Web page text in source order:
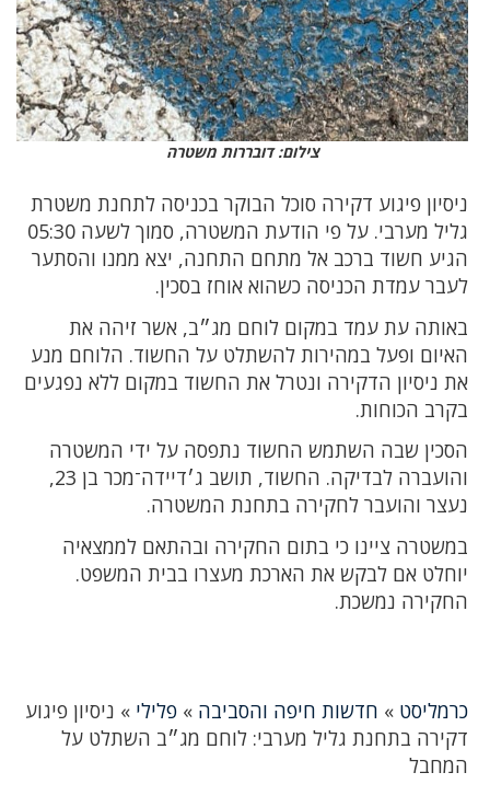
צילום: דובררות משטרה
ניסיון פיגוע דקירה סוכל הבוקר בכניסה לתחנת משטרת
גליל מערבי. על פי הודעת המשטרה, סמוך לשעה 05:30
הגיע חשוד ברכב אל מתחם התחנה, יצא ממנו והסתער
לעבר עמדת הכניסה כשהוא אוחז בסכין.
באותה עת עמד במקום לוחם מג״ב, אשר זיהה את
האיום ופעל במהירות להשתלט על החשוד. הלוחם מנע
את ניסיון הדקירה ונטרל את החשוד במקום ללא נפגעים
בקרב הכוחות.
הסכין שבה השתמש החשוד נתפסה על ידי המשטרה
והועברה לבדיקה. החשוד, תושב ג׳דיידה־מכר בן 23,
נעצר והועבר לחקירה בתחנת המשטרה.
במשטרה ציינו כי בתום החקירה ובהתאם לממצאיה
יוחלט אם לבקש את הארכת מעצרו בבית המשפט.
החקירה נמשכת.
כרמליסט » חדשות חיפה והסביבה » פלילי » ניסיון פיגוע
דקירה בתחנת גליל מערבי: לוחם מג״ב השתלט על
המחבל